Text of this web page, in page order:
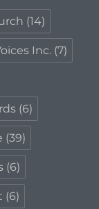
(14)
Inc. (7)
(6)
(39)
(6)
(6)